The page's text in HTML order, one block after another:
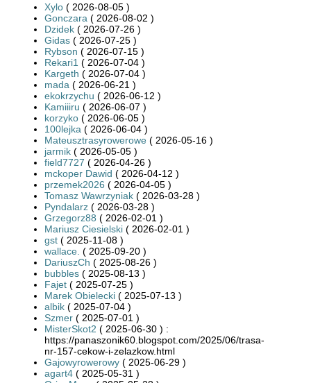
Xylo ( 2026-08-05 )
Gonczara ( 2026-08-02 )
Dzidek ( 2026-07-26 )
Gidas ( 2026-07-25 )
Rybson ( 2026-07-15 )
Rekari1 ( 2026-07-04 )
Kargeth ( 2026-07-04 )
mada ( 2026-06-21 )
ekokrzychu ( 2026-06-12 )
Kamiiiru ( 2026-06-07 )
korzyko ( 2026-06-05 )
100lejka ( 2026-06-04 )
Mateusztrasyrowerowe ( 2026-05-16 )
jarmik ( 2026-05-05 )
field7727 ( 2026-04-26 )
mckoper Dawid ( 2026-04-12 )
przemek2026 ( 2026-04-05 )
Tomasz Wawrzyniak ( 2026-03-28 )
Pyndalarz ( 2026-03-28 )
Grzegorz88 ( 2026-02-01 )
Mariusz Ciesielski ( 2026-02-01 )
gst ( 2025-11-08 )
wallace. ( 2025-09-20 )
DariuszCh ( 2025-08-26 )
bubbles ( 2025-08-13 )
Fajet ( 2025-07-25 )
Marek Obielecki ( 2025-07-13 )
albik ( 2025-07-04 )
Szmer ( 2025-07-01 )
MisterSkot2 ( 2025-06-30 ) :
https://panaszonik60.blogspot.com/2025/06/trasa-
nr-157-cekow-i-zelazkow.html
Gajowyrowerowy ( 2025-06-29 )
agart4 ( 2025-05-31 )